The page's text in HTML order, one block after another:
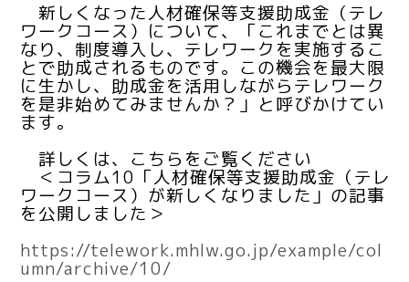
新しくなった人材確保等支援助成金（テレ
ワークコース）について、「これまでとは異
なり、制度導入し、テレワークを実施するこ
とで助成されるものです。この機会を最大限
に生かし、助成金を活用しながらテレワーク
を是非始めてみませんか？」と呼びかけてい
ます。
詳しくは、こちらをご覧ください
＜コラム10「人材確保等支援助成金（テレ
ワークコース）が新しくなりました」の記事
を公開しました＞
https://telework.mhlw.go.jp/example/col
umn/archive/10/